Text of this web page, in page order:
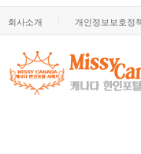
회사소개 개인정보보호정